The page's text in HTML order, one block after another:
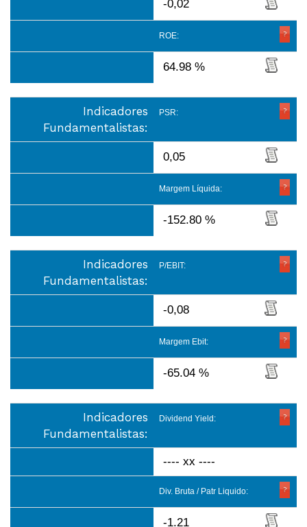
-0,02
ROE:
64.98 %
Indicadores
Fundamentalistas:
PSR:
0,05
Margem Líquida:
-152.80 %
Indicadores
Fundamentalistas:
P/EBIT:
-0,08
Margem Ebit:
-65.04 %
Indicadores
Fundamentalistas:
Dividend Yield:
---- xx ----
Div. Bruta / Patr Liquido:
-1.21